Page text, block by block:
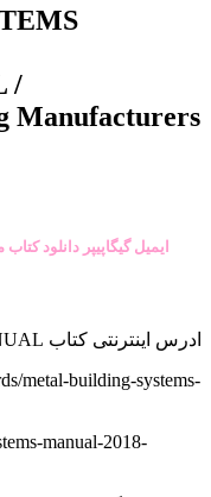
/
Manufacturers
ادرس اینترنتی کتاب METAL BUILDING SYSTEMS MANUAL
metal-building-systems-
manual-2018-